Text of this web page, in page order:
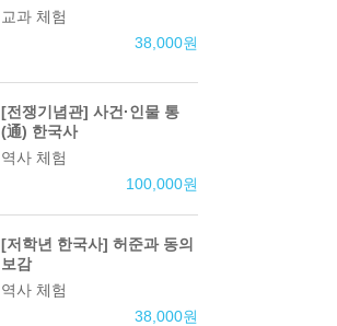
교과 체험
38,000원
[전쟁기념관] 사건·인물 통
(通) 한국사
역사 체험
100,000원
[저학년 한국사] 허준과 동의
보감
역사 체험
38,000원